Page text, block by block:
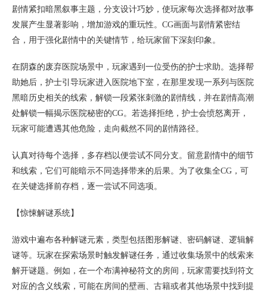
剧情紧扣暗黑叙事主题，分支设计巧妙，使玩家每次选择都对故事
发展产生显著影响，增加游戏的重玩性。CG画面与剧情紧密结
合，用于强化剧情中的关键情节，给玩家留下深刻印象。
在阴森的废弃医院场景中，玩家遇到一位受伤的护士求助。选择帮
助她后，护士引导玩家进入医院地下室，在那里发现一系列与医院
黑暗历史相关的线索，解锁一段紧张刺激的剧情线，并在剧情高潮
处解锁一幅揭示医院秘密的CG。若选择拒绝，护士会愤怒离开，
玩家可能遭遇其他危险，走向截然不同的剧情路径。
认真对待每个选择，多存档以便尝试不同分支。留意剧情中的细节
和线索，它们可能暗示不同选择带来的后果。为了收集全CG，可
在关键选择前存档，逐一尝试不同选项。
【惊悚解谜系统】
游戏中遍布各种解谜元素，类型包括图形解谜、密码解谜、逻辑解
谜等。玩家在探索场景时触发解谜任务，通过收集场景中的线索来
解开谜题。例如，在一个布满神秘符文的房间，玩家需要找到符文
对应的含义线索，可能在房间的壁画、古籍或者其他场景中找到提